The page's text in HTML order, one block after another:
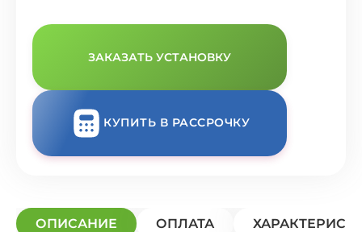
ЗАКАЗАТЬ УСТАНОВКУ
КУПИТЬ В РАССРОЧКУ
ОПИСАНИЕ ОПЛАТА